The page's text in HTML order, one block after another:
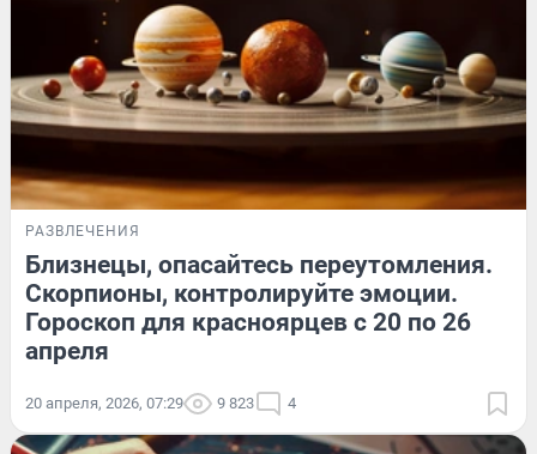
РАЗВЛЕЧЕНИЯ
Близнецы, опасайтесь переутомления.
Скорпионы, контролируйте эмоции.
Гороскоп для красноярцев с 20 по 26
апреля
20 апреля, 2026, 07:29 9 823 4